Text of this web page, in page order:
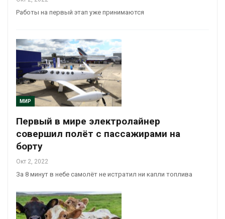
Работы на первый этап уже принимаются
МИР
Первый в мире электролайнер
совершил полёт с пассажирами на
борту
Окт 2, 2022
За 8 минут в небе самолёт не истратил ни капли топлива